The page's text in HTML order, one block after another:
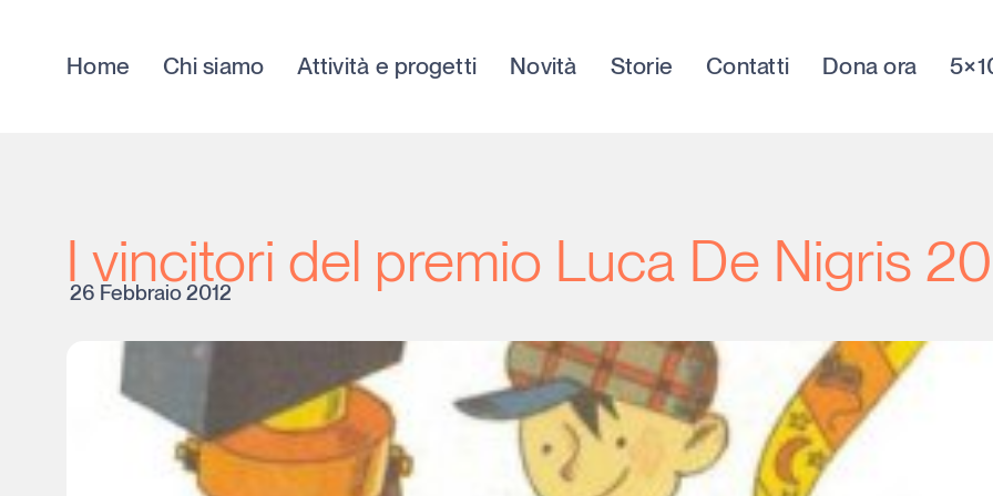
Home Chi siamo Attività e progetti Novità Storie Contatti Dona ora
I vincitori del premio Luca De Nigris
26 Febbraio 2012